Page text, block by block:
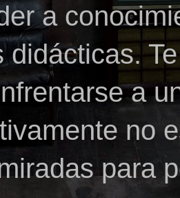
a
didácticas.
a
no
para